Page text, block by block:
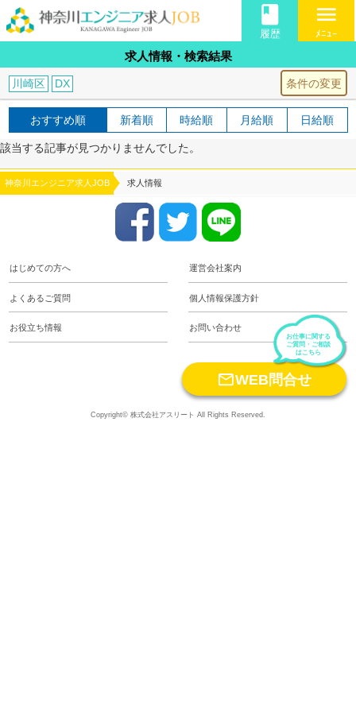
book
履歴
menu
ﾒﾆｭｰ
求人情報・検索結果
条件の変更
川崎区 DX
おすすめ順 新着順 時給順 月給順 日給順
該当する記事が見つかりませんでした。
神奈川エンジニア求人JOB 求人情報
はじめての方へ 運営会社案内
よくあるご質問 個人情報保護方針
お役立ち情報 お問い合わせ
お仕事に関する
ご質問・ご相談
はこちら
WEB問合せ
Copyright© 株式会社アスリート All Rights Reserved.